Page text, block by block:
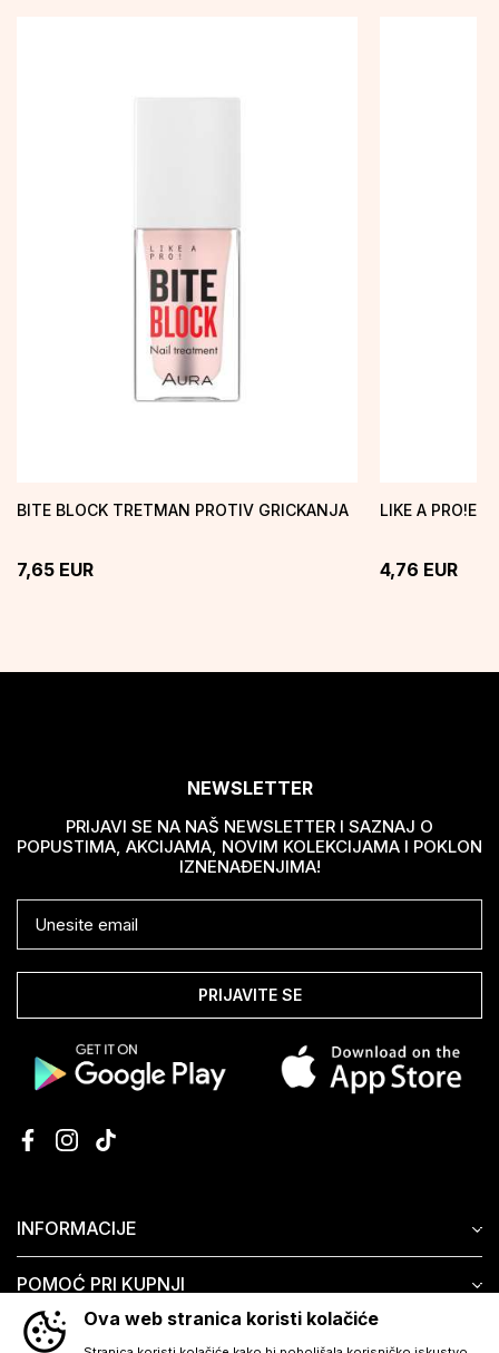
BITE BLOCK TRETMAN PROTIV GRICKANJA
7,65 EUR
LIKE A
4,76 EUR
INFORMACIJE
POMOĆ PRI KUPNJI
KORISNIČKI SERVIS
NEWSLETTER
PRIJAVI SE NA NAŠ NEWSLETTER I SAZNAJ O
POPUSTIMA, AKCIJAMA, NOVIM KOLEKCIJAMA I POKLON
IZNENAĐENJIMA!
PRIJAVITE SE
Ova web stranica koristi kolačiće